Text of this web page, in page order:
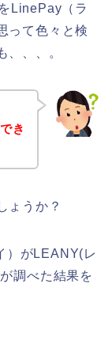
LinePay（ラ
って色々と検
、、、。
き
ょうか？
）がLEANY(レ
調べた結果を